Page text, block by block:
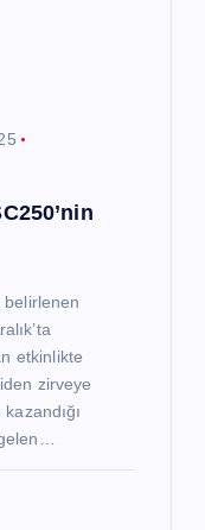
belirlenen
etkinlikte
zirveye